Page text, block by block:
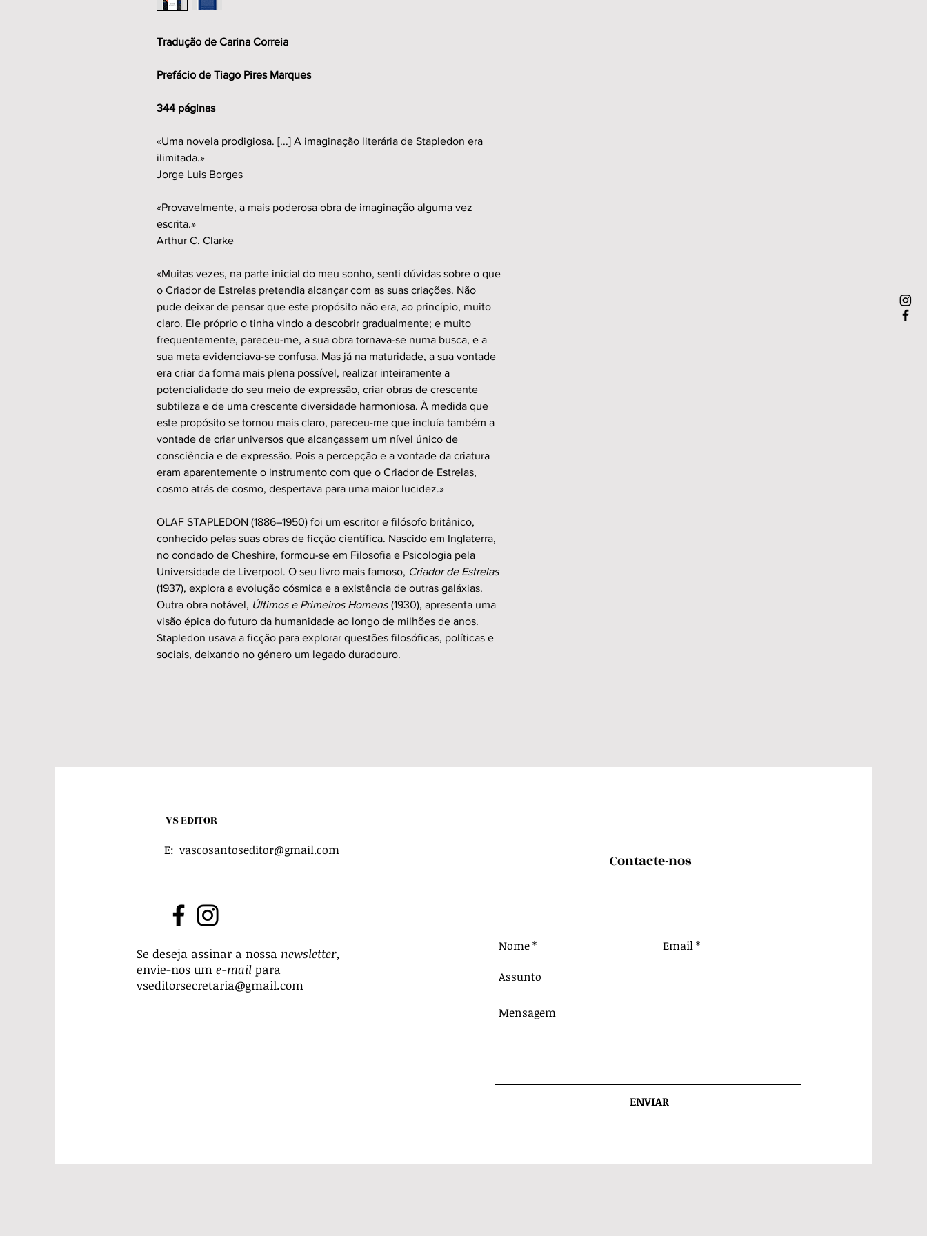
Tradução de Carina Correia
Prefácio de Tiago Pires Marques
344 páginas
«Uma novela prodigiosa. [...] A imaginação literária de Stapledon era
ilimitada.»
Jorge Luis Borges
«Provavelmente, a mais poderosa obra de imaginação alguma vez
escrita.»
Arthur C. Clarke
«Muitas vezes, na parte inicial do meu sonho, senti dúvidas sobre o que
o Criador de Estrelas pretendia alcançar com as suas criações. Não
pude deixar de pensar que este propósito não era, ao princípio, muito
claro. Ele próprio o tinha vindo a descobrir gradualmente; e muito
frequentemente, pareceu-me, a sua obra tornava-se numa busca, e a
sua meta evidenciava-se confusa. Mas já na maturidade, a sua vontade
era criar da forma mais plena possível, realizar inteiramente a
potencialidade do seu meio de expressão, criar obras de crescente
subtileza e de uma crescente diversidade harmoniosa. À medida que
este propósito se tornou mais claro, pareceu-me que incluía também a
vontade de criar universos que alcançassem um nível único de
consciência e de expressão. Pois a percepção e a vontade da criatura
eram aparentemente o instrumento com que o Criador de Estrelas,
cosmo atrás de cosmo, despertava para uma maior lucidez.»
OLAF STAPLEDON (1886–1950) foi um escritor e filósofo britânico,
conhecido pelas suas obras de ficção científica. Nascido em Inglaterra,
no condado de Cheshire, formou-se em Filosofia e Psicologia pela
Universidade de Liverpool. O seu livro mais famoso, Criador de Estrelas
(1937), explora a evolução cósmica e a existência de outras galáxias.
Outra obra notável, Últimos e Primeiros Homens (1930), apresenta uma
visão épica do futuro da humanidade ao longo de milhões de anos.
Stapledon usava a ficção para explorar questões filosóficas, políticas e
sociais, deixando no género um legado duradouro.
VS EDITOR
E: vascosantoseditor@gmail.com
Contacte-nos
Se deseja assinar a nossa newsletter,
envie-nos um e-mail para
vseditorsecretaria@gmail.com
ENVIAR